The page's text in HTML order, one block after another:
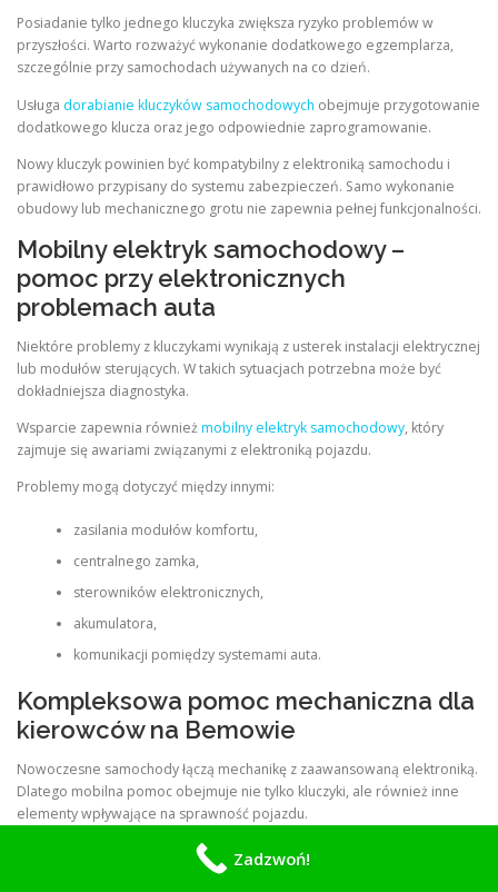
Posiadanie tylko jednego kluczyka zwiększa ryzyko problemów w
przyszłości. Warto rozważyć wykonanie dodatkowego egzemplarza,
szczególnie przy samochodach używanych na co dzień.
Usługa dorabianie kluczyków samochodowych obejmuje przygotowanie
dodatkowego klucza oraz jego odpowiednie zaprogramowanie.
Nowy kluczyk powinien być kompatybilny z elektroniką samochodu i
prawidłowo przypisany do systemu zabezpieczeń. Samo wykonanie
obudowy lub mechanicznego grotu nie zapewnia pełnej funkcjonalności.
Mobilny elektryk samochodowy –
pomoc przy elektronicznych
problemach auta
Niektóre problemy z kluczykami wynikają z usterek instalacji elektrycznej
lub modułów sterujących. W takich sytuacjach potrzebna może być
dokładniejsza diagnostyka.
Wsparcie zapewnia równieżmobilny elektryk samochodowy, który
zajmuje się awariami związanymi z elektroniką pojazdu.
Problemy mogą dotyczyć między innymi:
zasilania modułów komfortu,
centralnego zamka,
sterowników elektronicznych,
akumulatora,
komunikacji pomiędzy systemami auta.
Kompleksowa pomoc mechaniczna dla
kierowców na Bemowie
Nowoczesne samochody łączą mechanikę z zaawansowaną elektroniką.
Dlatego mobilna pomoc obejmuje nie tylko kluczyki, ale również inne
elementy wpływające na sprawność pojazdu.
W przypadku problemów z uruchomieniem auta lub układem
elektrycznym dostępna jest równieżwymiana alternatora i rozrusznika
Zadzwoń!